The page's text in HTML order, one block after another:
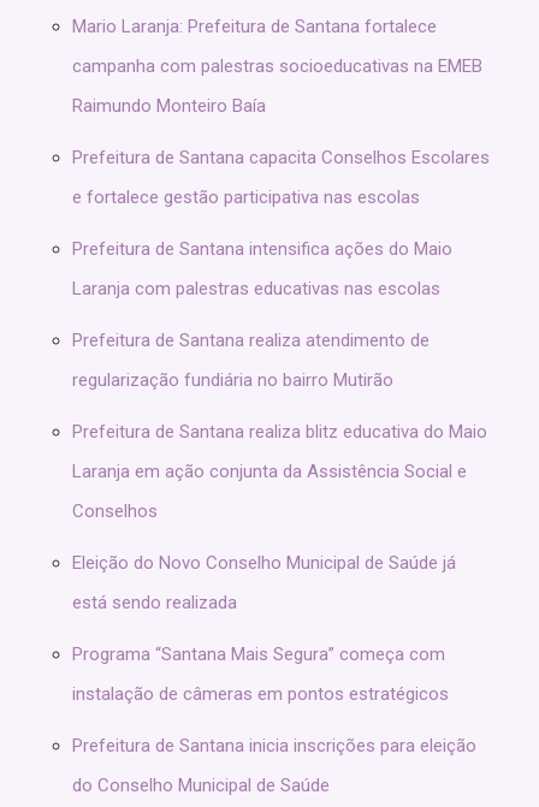
Mario Laranja: Prefeitura de Santana fortalece
campanha com palestras socioeducativas na EMEB
Raimundo Monteiro Baía
Prefeitura de Santana capacita Conselhos Escolares
e fortalece gestão participativa nas escolas
Prefeitura de Santana intensifica ações do Maio
Laranja com palestras educativas nas escolas
Prefeitura de Santana realiza atendimento de
regularização fundiária no bairro Mutirão
Prefeitura de Santana realiza blitz educativa do Maio
Laranja em ação conjunta da Assistência Social e
Conselhos
Eleição do Novo Conselho Municipal de Saúde já
está sendo realizada
Programa “Santana Mais Segura” começa com
instalação de câmeras em pontos estratégicos
Prefeitura de Santana inicia inscrições para eleição
do Conselho Municipal de Saúde